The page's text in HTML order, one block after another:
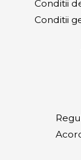
Conditii
Conditii